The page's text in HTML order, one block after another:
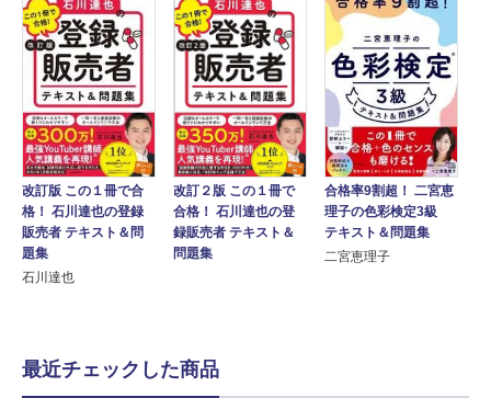
改訂版 この１冊で合
格！ 石川達也の登録
販売者 テキスト＆問
題集
石川達也
改訂２版 この１冊で
合格！ 石川達也の登
録販売者 テキスト＆
問題集
合格率9割超！ 二宮恵
理子の色彩検定3級
テキスト＆問題集
二宮恵理子
最近チェックした商品